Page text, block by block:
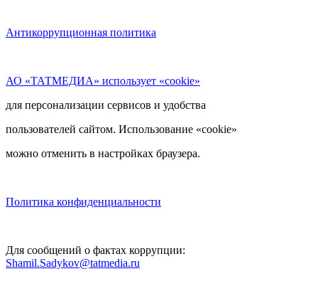
Антикоррупционная политика
АО «ТАТМЕДИА» использует «cookie»
для персонализации сервисов и удобства
пользователей сайтом. Использование «cookie»
можно отменить в настройках браузера.
Политика конфиденциальности
Для сообщений о фактах коррупции:
Shamil.Sadykov@tatmedia.ru